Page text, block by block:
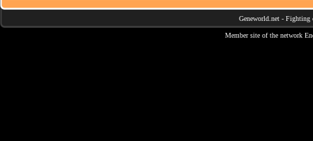
Geneworld.net - Fighting
Member site of the network